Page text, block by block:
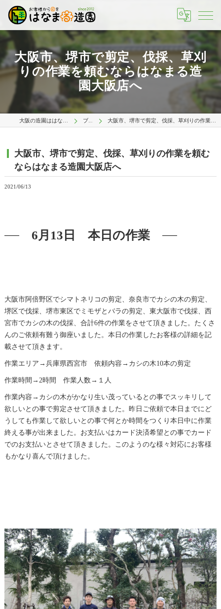
大阪市、堺市で剪定、伐採、草刈
りの作業を頼むならはなまる造
園大阪店へ
ブログ 大阪市、堺市で剪定、伐採、草刈りの作業を頼むならはなまる造園大阪店へ
大阪市、堺市で剪定、伐採、草刈りの作業を頼む
ならはなまる造園大阪店へ
2021/06/13
6月13日 本日の作業
大阪市阿倍野区でシマトネリコの剪定、奈良市でカシの木の剪定、
堺区で伐採、堺市東区でミモザとバラの剪定、東大阪市で伐採、西
宮市でカシの木の伐採、合計6件の作業をさせて頂きました。たくさ
んのご依頼有難う御座いました。本日の作業したお客様の詳細を記
載させて頂きます。
作業エリア→兵庫県西宮市 依頼内容→カシの木10本の剪定
作業時間→2時間 作業人数→１人
作業内容→カシの木がかなり生い茂っているとの事でスッキリして
欲しいとの事で剪定させて頂きました。昨日ご依頼で本日までにど
うしても作業して欲しいとの事で何とか時間をつくり本日中に作業
終える事が出来ました。お支払いはカード決済希望との事でカード
でのお支払いとさせて頂きました。このようのな様々対応にお客様
もかなり喜んで頂けました。